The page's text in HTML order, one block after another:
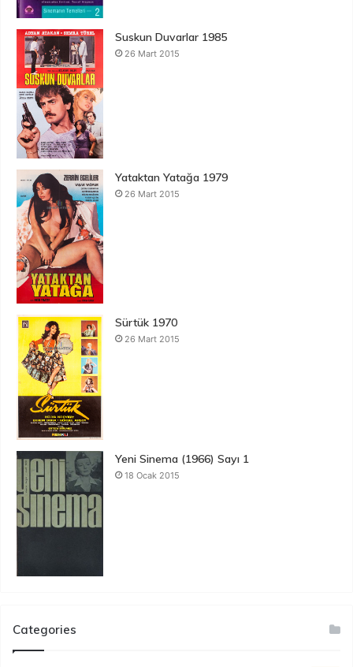
Suskun Duvarlar 1985
26 Mart 2015
Yataktan Yatağa 1979
26 Mart 2015
Sürtük 1970
26 Mart 2015
Yeni Sinema (1966) Sayı 1
18 Ocak 2015
Categories